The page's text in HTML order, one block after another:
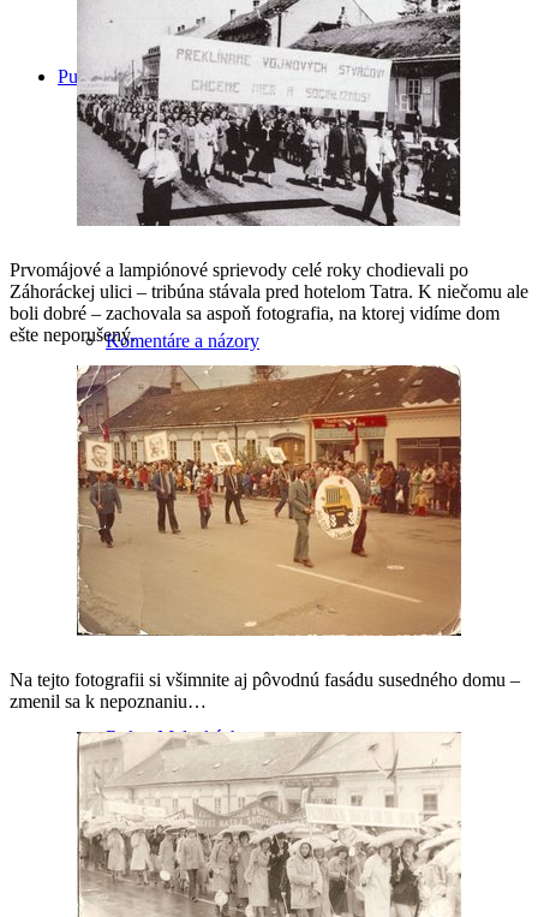
Publicistika
Rozhovory
Komentáre a názory
Mestské inšpirácie
Samospráva
Rok v Malackách
(Foto)report
Prvomájové a lampiónové sprievody celé roky chodievali po
Záhoráckej ulici – tribúna stávala pred hotelom Tatra. K niečomu ale
boli dobré – zachovala sa aspoň fotografia, na ktorej vidíme dom
ešte neporušený.
Na tejto fotografii si všimnite aj pôvodnú fasádu susedného domu –
zmenil sa k nepoznaniu…